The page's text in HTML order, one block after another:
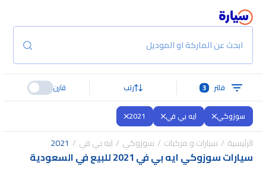
ابحث عن الماركة او الموديل
فلتر 3 رتب قارن
سوزوكي ايه بي في 2021
الرئيسية سيارات و مركبات سوزوكي ايه بي في 2021
سيارات سوزوكي ايه بي في 2021 للبيع في السعودية